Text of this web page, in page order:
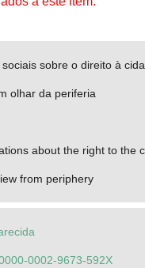
sobre o direito à
olhar da periferia
about the right to the
from periphery
0002-9673-592X